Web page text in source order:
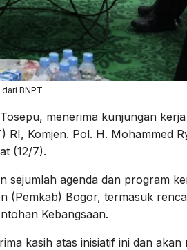
BNPT
menerima kunjungan
RI, Komjen. Pol. H. Mohammed
(12/7).
sejumlah agenda dan program
(Pemkab) Bogor, termasuk
Kebangsaan.
kasih atas inisiatif ini dan akan